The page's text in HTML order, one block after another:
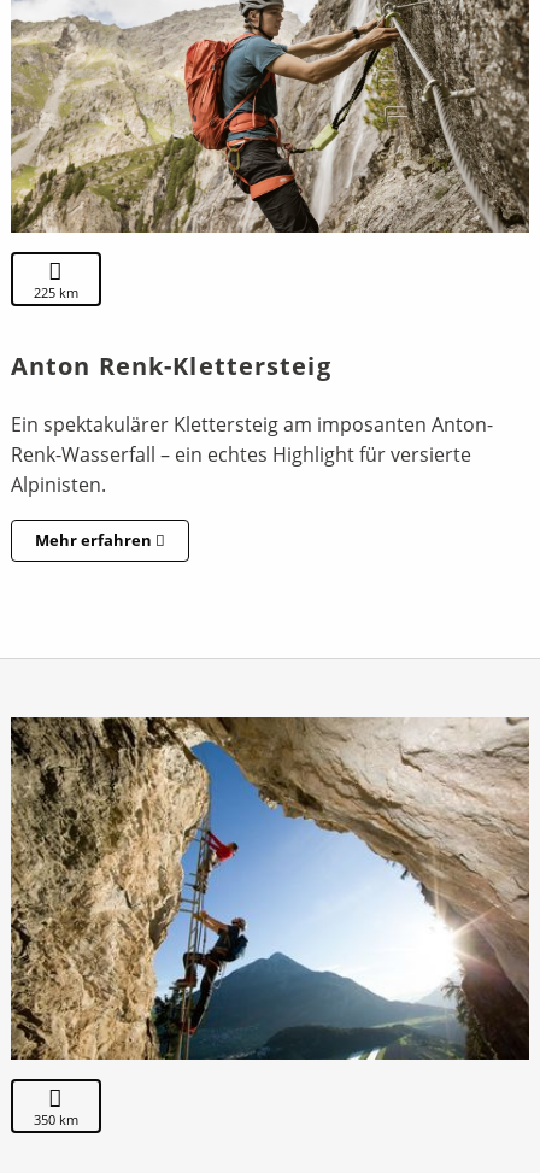
225 km
Anton Renk-Klettersteig
Ein spektakulärer Klettersteig am imposanten Anton-
Renk-Wasserfall – ein echtes Highlight für versierte
Alpinisten.
Mehr erfahren
350 km